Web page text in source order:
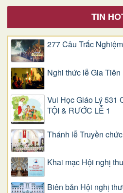
TIN
277 Câu Trắc
Nghi thức lễ Gia Tiên
Vui Học Giáo Lý 531
TỘI & RƯỚC LỄ 1
Thánh lễ Truyền
Khai mạc Hội nghị
Biên bản Hội nghị